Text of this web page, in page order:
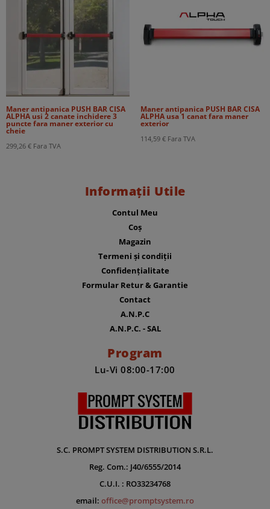
Maner antipanica PUSH BAR CISA
ALPHA usi 2 canate inchidere 3
puncte fara maner exterior cu
cheie
299,26 € Fara TVA
Maner antipanica PUSH BAR CISA
ALPHA usa 1 canat fara maner
exterior
114,59 € Fara TVA
Informații Utile
Contul Meu
Coș
Magazin
Termeni și condiții
Confidențialitate
Formular Retur & Garantie
Contact
A.N.P.C
A.N.P.C. - SAL
Program
Lu-Vi 08:00-17:00
S.C. PROMPT SYSTEM DISTRIBUTION S.R.L.
Reg. Com.: J40/6555/2014
C.U.I. : RO33234768
email: office@promptsystem.ro